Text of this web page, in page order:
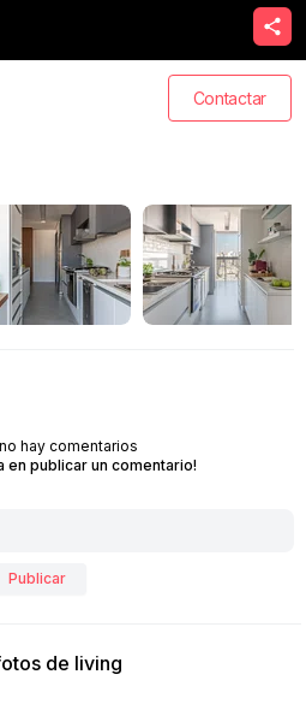
Contactar
hay comentarios
en publicar un comentario!
Publicar
de living